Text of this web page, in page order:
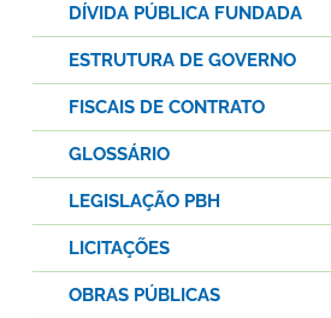
DÍVIDA PÚBLICA FUNDADA
ESTRUTURA DE GOVERNO
FISCAIS DE CONTRATO
GLOSSÁRIO
LEGISLAÇÃO PBH
LICITAÇÕES
OBRAS PÚBLICAS